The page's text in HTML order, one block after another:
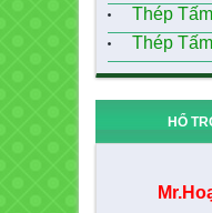
Thép
Thép
HỔ